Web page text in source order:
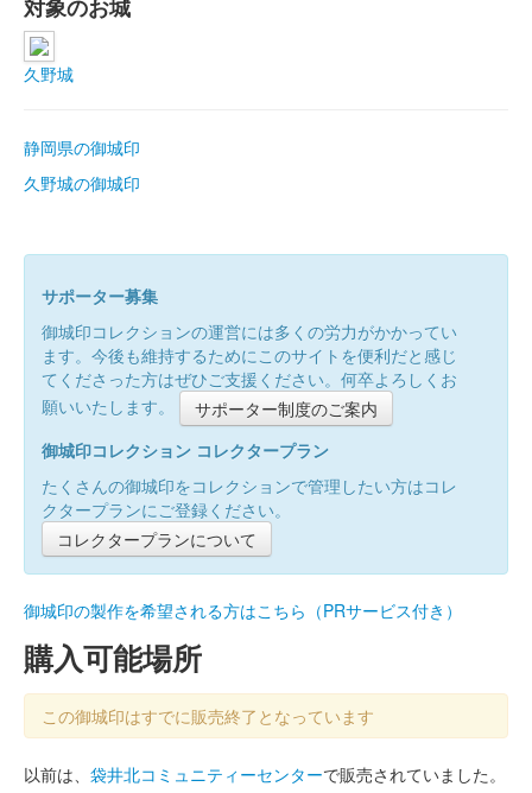
対象のお城
久野城
静岡県の御城印
久野城の御城印
サポーター募集
御城印コレクションの運営には多くの労力がかかってい
ます。今後も維持するためにこのサイトを便利だと感じ
てくださった方はぜひご支援ください。何卒よろしくお
願いいたします。
サポーター制度のご案内
御城印コレクション コレクタープラン
たくさんの御城印をコレクションで管理したい方はコレ
クタープランにご登録ください。
コレクタープランについて
御城印の製作を希望される方はこちら（PRサービス付き）
購入可能場所
この御城印はすでに販売終了となっています
以前は、 袋井北コミュニティーセンターで販売されていました。